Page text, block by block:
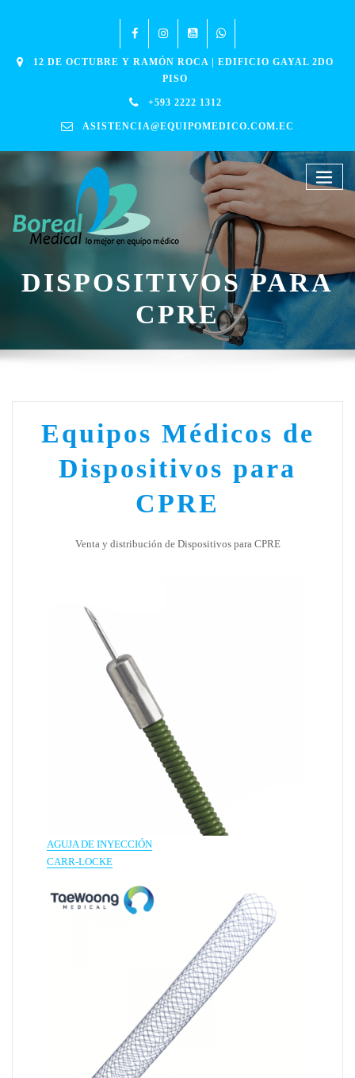
12 DE OCTUBRE Y RAMÓN ROCA | EDIFICIO GAYAL 2DO
PISO
+593 2222 1312
ASISTENCIA@EQUIPOMEDICO.COM.EC
DISPOSITIVOS PARA
CPRE
Equipos Médicos de
Dispositivos para
CPRE
Venta y distribución de Dispositivos para CPRE
AGUJA DE INYECCIÓN
CARR-LOCKE